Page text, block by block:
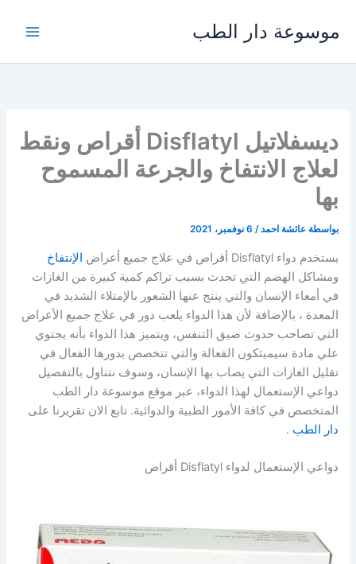
المحتوى
موسوعة دار الطب
ديسفلاتيل Disflatyl أقراص ونقط
لعلاج الانتفاخ والجرعة المسموح
بها
بواسطة عائشة احمد/ 6 نوفمبر، 2021
يستخدم دواء Disflatyl أقراص في علاج جميع أعراض
الإنتفاخ
ومشاكل الهضم التي تحدث بسبب تراكم كمية كبيرة من الغازات
في أمعاء الإنسان والتي ينتج عنها الشعور بالإمتلاء الشديد في
المعدة ، بالإضافة لأن هذا الدواء يلعب دور في علاج جميع الأعراض
التي تصاحب حدوث ضيق التنفس، ويتميز هذا الدواء بأنه يحتوي
علي مادة سيميثكون الفعالة والتي تتخصص بدورها الفعال في
تقليل الغازات التي يصاب بها الإنسان، وسوف نتناول بالتفصيل
دواعي الإستعمال لهذا الدواء، عبر موقع موسوعة دار الطب
المتخصص في كافة الأمور الطبية والدوائية. تابع الان تقريرنا على
دار الطب .
دواعي الإستعمال لدواء Disflatyl أقراص